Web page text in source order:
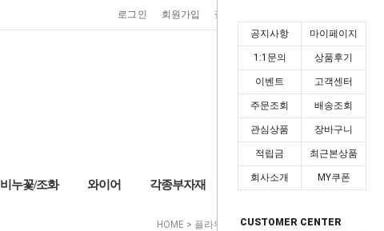
공지사항 마이페이지
1:1문의 상품후기
이벤트 고객센터
주문조회 배송조회
관심상품 장바구니
적립금 최근본상품
회사소개 MY쿠폰
CUSTOMER CENTER
로그인 회원가입 장바구니
비누꽃/조화 와이어 각종부자재
HOME > 플라워박스/쇼핑백>PP꽃BOX